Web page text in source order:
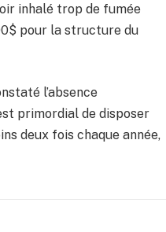
inhalé trop de fumée
pour la structure du
l’absence
primordial de disposer
deux fois chaque année,